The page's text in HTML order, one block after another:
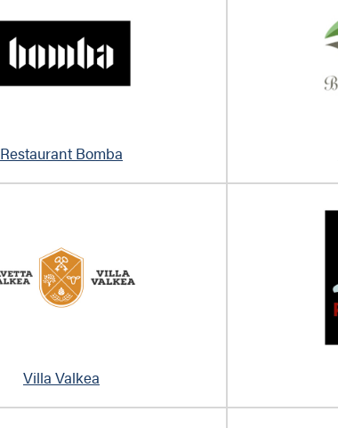
Restaurant Bomba
Villa Valkea